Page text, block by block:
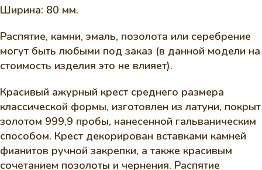
Ширина: 80 мм.
Распятие, камни, эмаль, позолота или серебрение
могут быть любыми под заказ (в данной модели на
стоимость изделия это не влияет).
Красивый ажурный крест среднего размера
классической формы, изготовлен из латуни, покрыт
золотом 999,9 пробы, нанесенной гальваническим
способом. Крест декорирован вставками камней
фианитов ручной закрепки, а также красивым
сочетанием позолоты и чернения. Распятие